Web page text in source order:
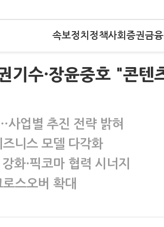
속보정치 정책사회 증권금융
기수·장윤중호 "콘텐
업별 추진 전략 밝혀
니스 모델 다각화
화·픽코마 협력 시너지
스오버 확대